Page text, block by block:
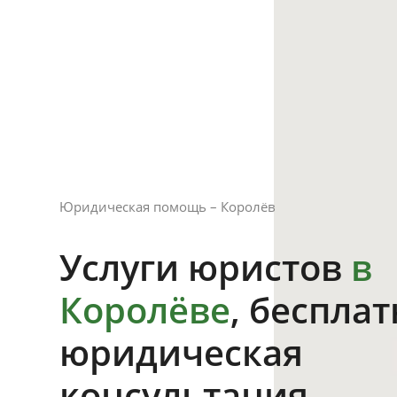
Юридическая помощь – Королёв
Услуги юристов в
Королёве,
юридическая